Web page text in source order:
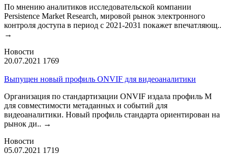
По мнению аналитиков исследовательской компании
Persistence Market Research, мировой рынок электронного
контроля доступа в период с 2021-2031 покажет впечатляющ..
→
Новости
20.07.2021 1769
Выпущен новый профиль ONVIF для видеоаналитики
Организация по стандартизации ONVIF издала профиль М
для совместимости метаданных и событий для
видеоаналитики. Новый профиль стандарта ориентирован на
рынок ди.. →
Новости
05.07.2021 1719